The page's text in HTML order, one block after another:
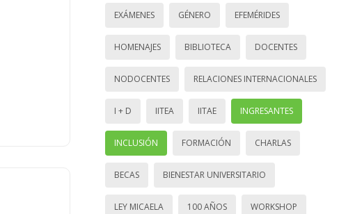
EXÁMENES GÉNERO EFEMÉRIDES
HOMENAJES BIBLIOTECA DOCENTES
NODOCENTES RELACIONES INTERNACIONALES
I + D IITEA IITAE INGRESANTES
INCLUSIÓN FORMACIÓN CHARLAS
BECAS BIENESTAR UNIVERSITARIO
LEY MICAELA 100 AÑOS WORKSHOP